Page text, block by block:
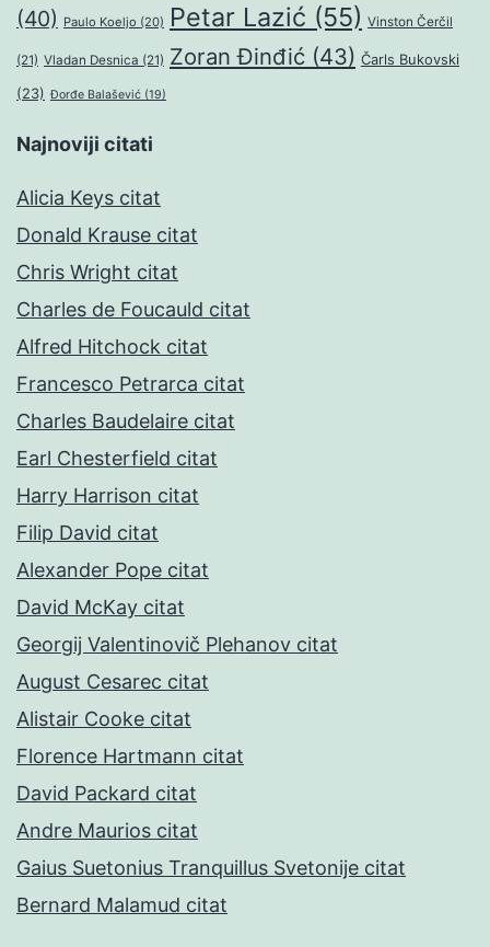
(40) Paulo Koeljo (20) Petar Lazić (55) Vinston Čerčil
(21) Vladan Desnica (21) Zoran Đinđić (43) Čarls Bukovski
(23) Đorđe Balašević (19)
Najnoviji citati
Alicia Keys citat
Donald Krause citat
Chris Wright citat
Charles de Foucauld citat
Alfred Hitchock citat
Francesco Petrarca citat
Charles Baudelaire citat
Earl Chesterfield citat
Harry Harrison citat
Filip David citat
Alexander Pope citat
David McKay citat
Georgij Valentinovič Plehanov citat
August Cesarec citat
Alistair Cooke citat
Florence Hartmann citat
David Packard citat
Andre Maurios citat
Gaius Suetonius Tranquillus Svetonije citat
Bernard Malamud citat